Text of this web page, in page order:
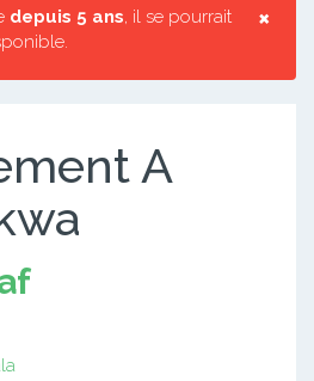
×
depuis 5 ans, il se pourrait
A